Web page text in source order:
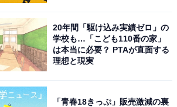
20年間「駆け込み実績ゼロ」の
学校も…「こども110番の家」
は本当に必要？ PTAが直面する
理想と現実
「青春18きっぷ」販売激減の裏